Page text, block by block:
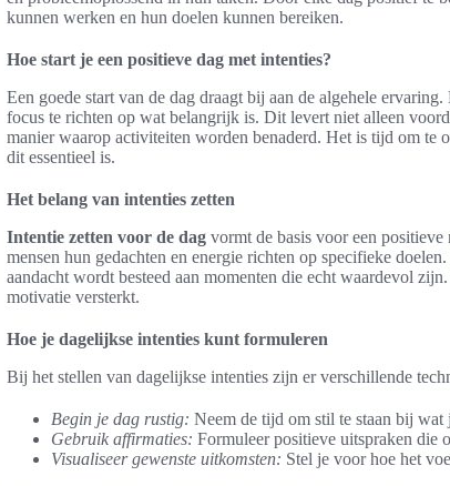
kunnen werken en hun doelen kunnen bereiken.
Hoe start je een positieve dag met intenties?
Een goede start van de dag draagt bij aan de algehele
focus te richten op wat belangrijk is. Dit levert niet alleen
manier waarop activiteiten worden benaderd. Het is tijd om te
dit essentieel is.
Het belang van intenties zetten
Intentie zetten voor de dag vormt de basis voor een
mensen hun gedachten en energie richten op specifieke
aandacht wordt besteed aan momenten die echt waardevol
motivatie versterkt.
Hoe je dagelijkse intenties kunt formuleren
Bij het stellen van dagelijkse intenties zijn er verschillende
Begin je dag rustig: Neem de tijd om stil te staan bij wat
Gebruik affirmaties: Formuleer positieve uitspraken die
Visualiseer gewenste uitkomsten: Stel je voor hoe het